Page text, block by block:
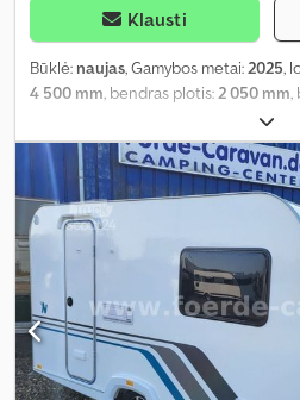
Klausti
Būklė: naujas, Gamybos metai:2025,
4 500 mm, bendras plotis:2 050 mm,
, bendras
autonominis šildytuvas, vonios